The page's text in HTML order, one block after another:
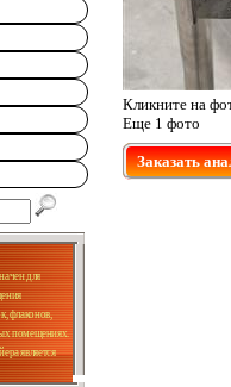
для
флаконов,
помещениях.
является
Кликните на
Еще 1 фото
Заказать